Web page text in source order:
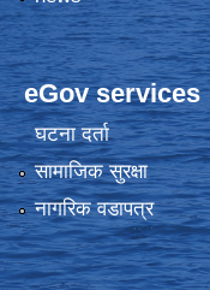
eGov services
घटना दर्ता
सामाजिक सुरक्षा
नागरिक वडापत्र